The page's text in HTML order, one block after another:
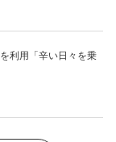
利用「辛い日々を乗